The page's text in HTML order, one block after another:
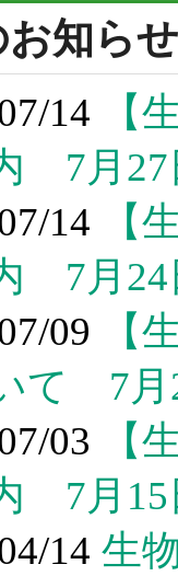
知らせ
14
【
7月27
14
【
7月24
09
【
て 7月
03
【
7月15
14 生